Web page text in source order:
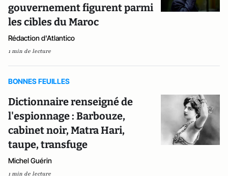
gouvernement figurent parmi
les cibles du Maroc
Rédaction d'Atlantico
1 min de lecture
BONNES FEUILLES
Dictionnaire renseigné de
l'espionnage : Barbouze,
cabinet noir, Matra Hari,
taupe, transfuge
Michel Guérin
1 min de lecture